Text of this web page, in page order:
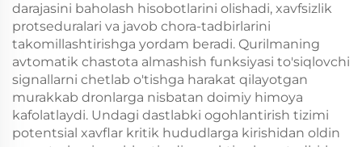
darajasini baholash hisobotlarini olishadi, xavfsizlik
protseduralari va javob chora-tadbirlarini
takomillashtirishga yordam beradi. Qurilmaning
avtomatik chastota almashish funksiyasi to'siqlovchi
signallarni chetlab o'tishga harakat qilayotgan
murakkab dronlarga nisbatan doimiy himoya
kafolatlaydi. Undagi dastlabki ogohlantirish tizimi
potentsial xavflar kritik hududlarga kirishidan oldin